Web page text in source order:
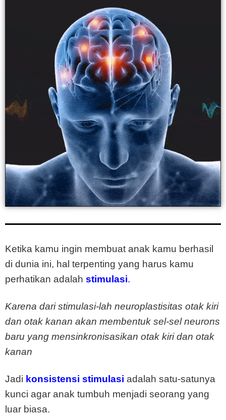
Ketika kamu ingin membuat anak kamu berhasil
di dunia ini, hal terpenting yang harus kamu
perhatikan adalah stimulasi.
Karena dari stimulasi-lah neuroplastisitas otak kiri
dan otak kanan akan membentuk sel-sel neurons
baru yang mensinkronisasikan otak kiri dan otak
kanan
Jadi konsistensi stimulasi adalah satu-satunya
kunci agar anak tumbuh menjadi seorang yang
luar biasa.